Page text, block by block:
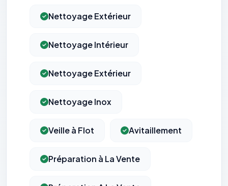
Nettoyage Extérieur
Nettoyage Intérieur
Nettoyage Extérieur
Nettoyage Inox
Veille à Flot Avitaillement
Préparation à La Vente